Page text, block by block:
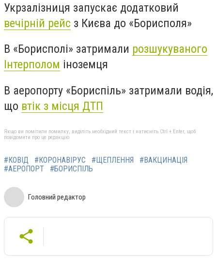
Укрзалізниця запускає додатковий
вечірній рейс з Києва до «Борисполя»
В «Борисполі» затримали розшукуваного
Інтерполом іноземця
В аеропорту «Бориспіль» затримали водія,
що втік з місця ДТП
Якщо ви помітили помилку, виділіть необхідний текст і натисніть Ctrl + Enter, щоб
повідомити про це редакцію
#КОВІД #КОРОНАВІРУС #ЩЕПЛЕННЯ
#ВАКЦИНАЦІЯ
#АЕРОПОРТ
#БОРИСПІЛЬ
Головний редактор